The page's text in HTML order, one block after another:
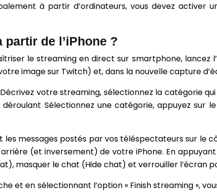
à partir d’ordinateurs, vous devez activer
de l’iPhone ?
le streaming en direct sur smartphone, lancez
image sur Twitch) et, dans la nouvelle capture
votre streaming, sélectionnez la catégorie
Sélectionnez une catégorie, appuyez sur
messages postés par vos téléspectateurs sur le
(et inversement) de votre iPhone. En
masquer le chat (Hide chat) et verrouiller l’écran
et en sélectionnant l’option « Finish streaming »,